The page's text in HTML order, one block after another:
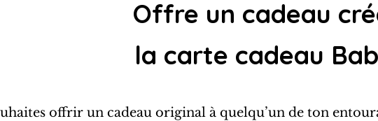
Offre un cadeau
la carte cadeau
offrir un cadeau original à quelqu’un de ton